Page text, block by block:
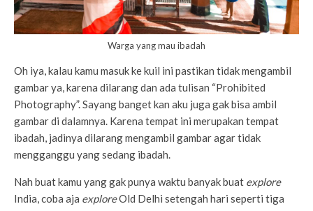
Warga yang mau ibadah
Oh iya, kalau kamu masuk ke kuil ini pastikan tidak mengambil
gambar ya, karena dilarang dan ada tulisan “Prohibited
Photography”. Sayang banget kan aku juga gak bisa ambil
gambar di dalamnya. Karena tempat ini merupakan tempat
ibadah, jadinya dilarang mengambil gambar agar tidak
mengganggu yang sedang ibadah.
Nah buat kamu yang gak punya waktu banyak buat explore
India, coba aja exploreOld Delhi setengah hari seperti tiga